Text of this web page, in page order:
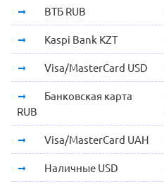
ВТБ RUB
Kaspi Bank KZT
Visa/MasterCard USD
Банковская карта
RUB
Visa/MasterCard UAH
Наличные USD